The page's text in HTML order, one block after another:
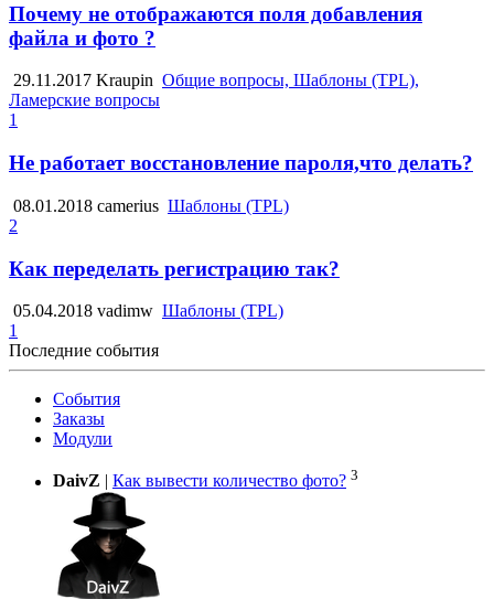
Почему не отображаются поля добавления
файла и фото ?
29.11.2017 Kraupin Общие вопросы, Шаблоны (TPL),
Ламерские вопросы
1
Не работает восстановление пароля,что делать?
08.01.2018 camerius Шаблоны (TPL)
2
Как переделать регистрацию так?
05.04.2018 vadimw Шаблоны (TPL)
1
Последние события
События
Заказы
Модули
DaivZ Как вывести количество фото? 3